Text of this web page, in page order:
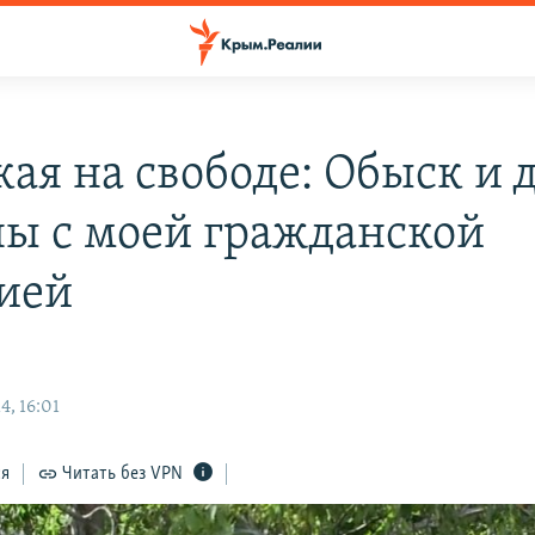
на свободе: Обыск и
с моей гражданской
16:01
Читать без VPN